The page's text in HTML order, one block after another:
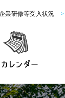
業研修等受入状況 >